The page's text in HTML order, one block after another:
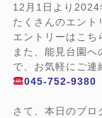
12月1日より2024
たくさんのエント
エントリーはこち
また、能見台園
で、お気軽にご連
045-752-9380
さて、本日のブロ